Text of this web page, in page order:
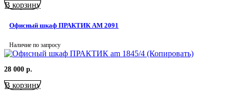
В корзину
Офисный шкаф ПРАКТИК AM 2091
Наличие по запросу
28 000 р.
В корзину